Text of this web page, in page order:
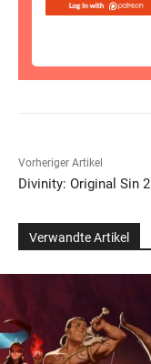
Vorheriger Artikel
Divinity: Original Sin 2
Verwandte Artikel